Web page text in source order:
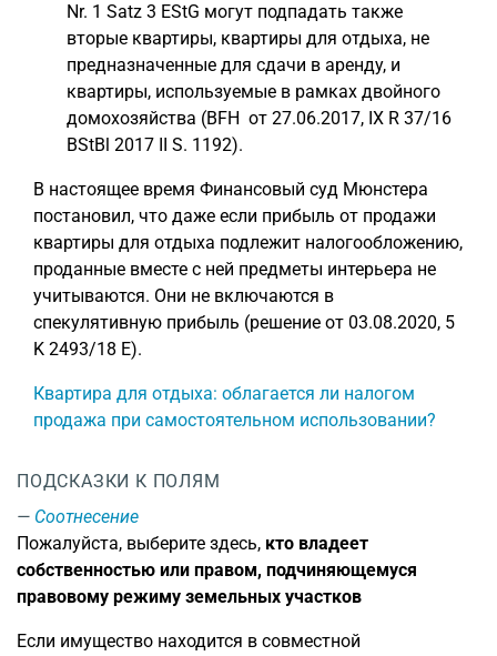
Nr. 1 Satz 3 EStG могут подпадать также
вторые квартиры, квартиры для отдыха, не
предназначенные для сдачи в аренду, и
квартиры, используемые в рамках двойного
домохозяйства (BFH от 27.06.2017, IX R 37/16
BStBl 2017 II S. 1192).
В настоящее время Финансовый суд Мюнстера
постановил, что даже если прибыль от продажи
квартиры для отдыха подлежит налогообложению,
проданные вместе с ней предметы интерьера не
учитываются. Они не включаются в
спекулятивную прибыль (решение от 03.08.2020, 5
K 2493/18 E).
Квартира для отдыха: облагается ли налогом
продажа при самостоятельном использовании?
ПОДСКАЗКИ К ПОЛЯМ
Соотнесение
Пожалуйста, выберите здесь, кто владеет
собственностью или правом, подчиняющемуся
правовому режиму земельных участков
Если имущество находится в совместной